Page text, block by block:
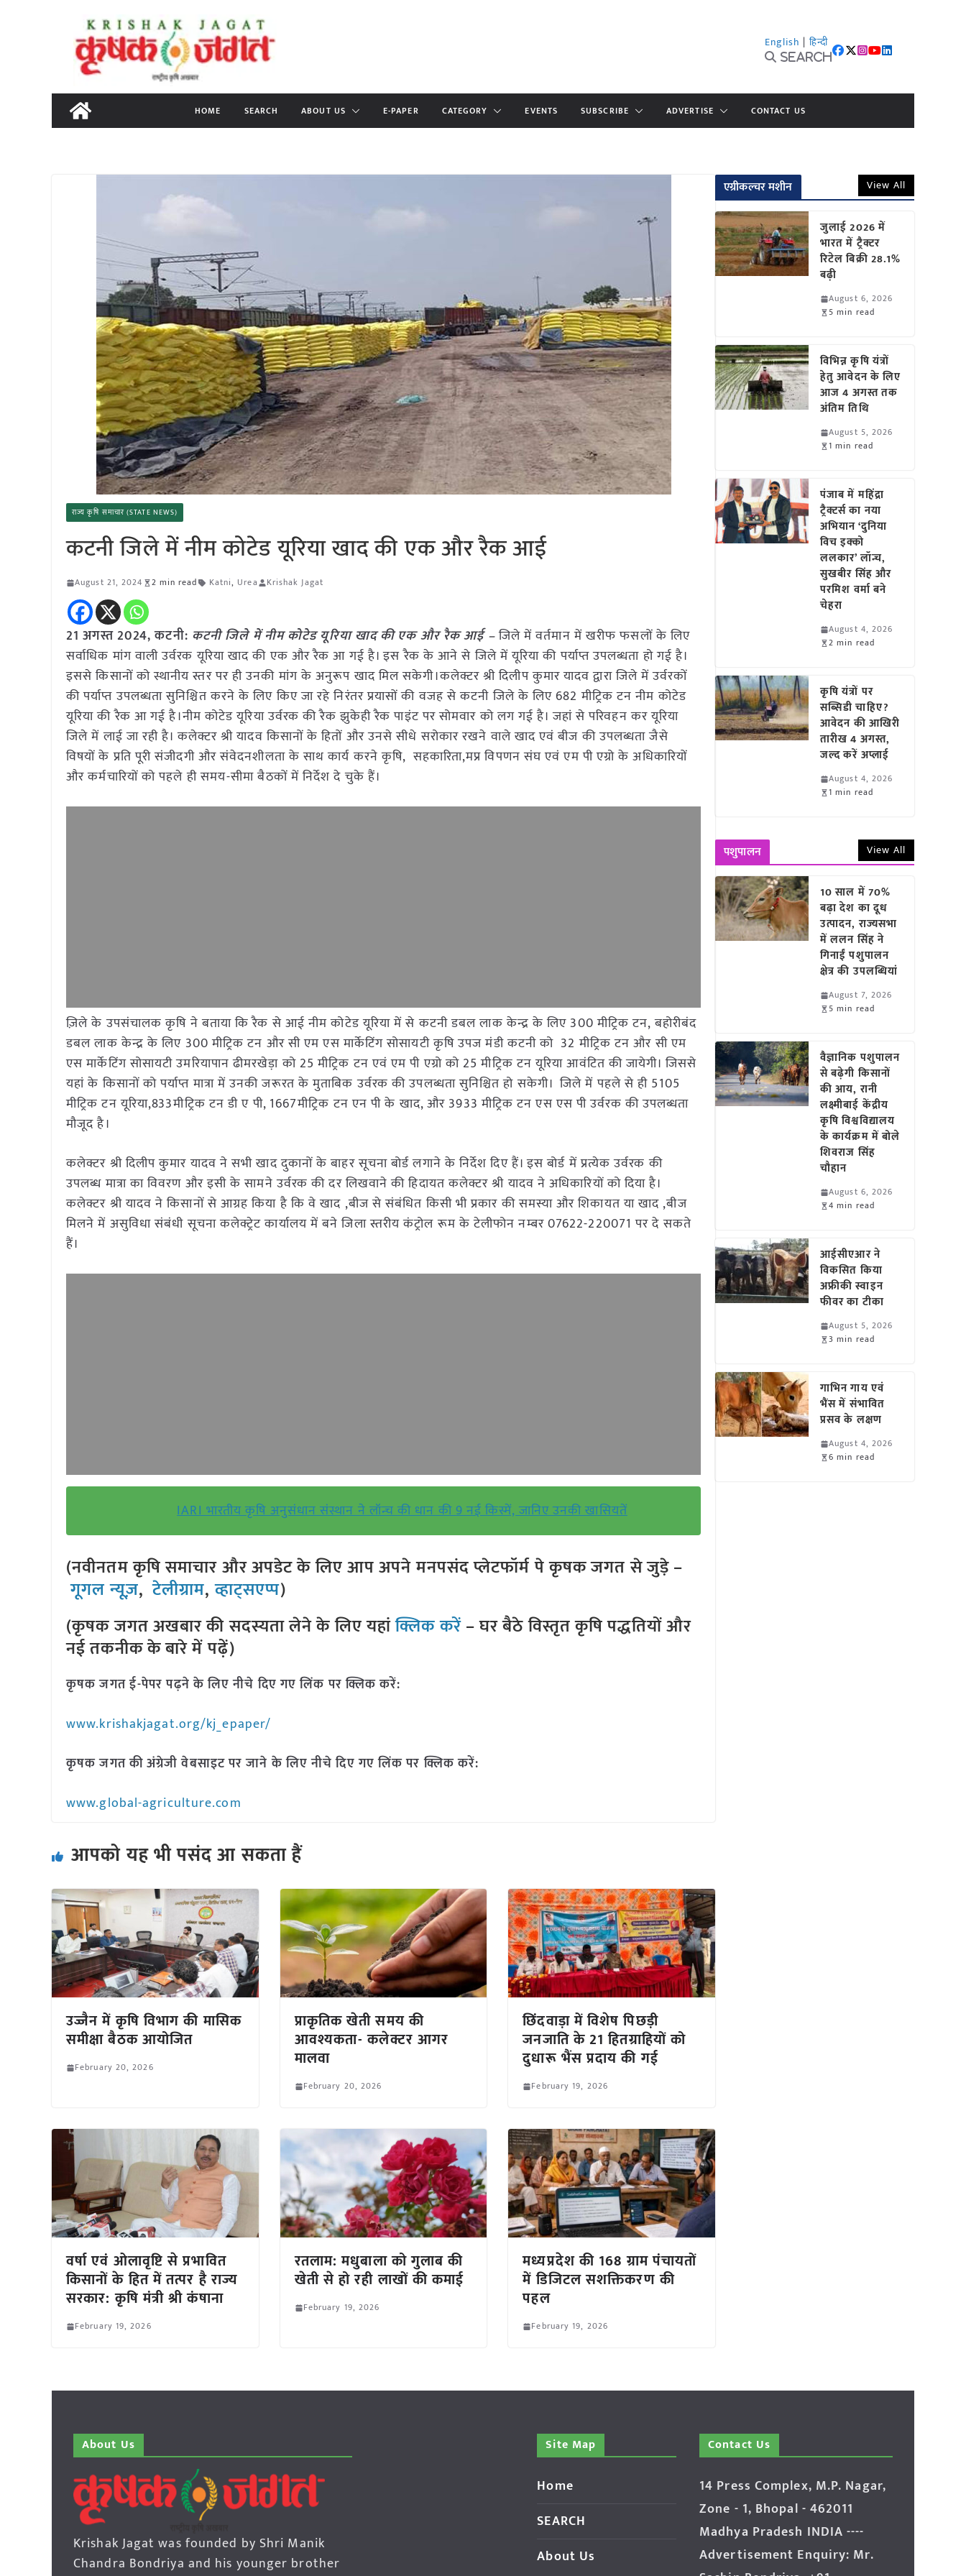
content
English | हिन्दी
Search
HOME SEARCH ABOUT US E-PAPER CATEGORY EVENTS SUBSCRIBE ADVERTISE CONTACT US
राज्य कृषि समाचार (STATE NEWS)
कटनी जिले में नीम कोटेड यूरिया खाद की एक और रैक आई
August 21, 2024 2 min read Katni, Urea Krishak Jagat
21 अगस्त 2024, कटनी: कटनी जिले में नीम कोटेड यूरिया खाद की एक और रैक आई –जिले में वर्तमान में खरीफ फसलों के लिए
सर्वाधिक मांग वाली उर्वरक यूरिया खाद की एक और रैक आ गई है। इस रैक के आने से जिले में यूरिया की पर्याप्त उपलब्धता हो गई है।
इससे किसानों को स्थानीय स्तर पर ही उनकी मांग के अनुरूप खाद मिल सकेगी।कलेक्टर श्री दिलीप कुमार यादव द्वारा जिले में उर्वरकों
की पर्याप्त उपलब्धता सुनिश्चित करने के लिए किए जा रहे निरंतर प्रयासों की वजह से कटनी जिले के लिए 682 मीट्रिक टन नीम कोटेड
यूरिया की रैक आ गई है।नीम कोटेड यूरिया उर्वरक की रैक झुकेही रैक पाइंट पर सोमवार को लग गई है। जहां से परिवहन कर यूरिया
जिले में लाई जा रही है। कलेक्टर श्री यादव किसानों के हितों और उनसे सीधे सरोकार रखने वाले खाद एवं बीज की उपलब्धता जैसे
विषयों के प्रति पूरी संजीदगी और संवेदनशीलता के साथ कार्य करने कृषि, सहकारिता,मप्र विपणन संघ एवं एम पी एग्रो के अधिकारियों
और कर्मचारियों को पहले ही समय-सीमा बैठकों में निर्देश दे चुके हैं।
ज़िले के उपसंचालक कृषि ने बताया कि रैक से आई नीम कोटेड यूरिया में से कटनी डबल लाक केन्द्र के लिए 300 मीट्रिक टन, बहोरीबंद
डबल लाक केन्द्र के लिए 300 मीट्रिक टन और सी एम एस मार्केटिंग सोसायटी कृषि उपज मंडी कटनी को 32 मीट्रिक टन और सी एम
एस मार्केटिंग सोसायटी उमरियापान ढीमरखेड़ा को 25 मीट्रिक टन एवं एम पी एग्रो को 25 मीट्रिक टन यूरिया आवंटित की जायेगी। जिससे
यहां के किसानों को पर्याप्त मात्रा में उनकी जरूरत के मुताबिक उर्वरक की उपलब्धता सुनिश्चित हो सकेगी। जिले में पहले से ही 5105
मीट्रिक टन यूरिया,833मीट्रिक टन डी ए पी, 1667मीट्रिक टन एन पी के खाद, और 3933 मीट्रिक टन एस एस पी उर्वरक की उपलब्धता
मौजूद है।
कलेक्टर श्री दिलीप कुमार यादव ने सभी खाद दुकानों के बाहर सूचना बोर्ड लगाने के निर्देश दिए हैं। इस बोर्ड में प्रत्येक उर्वरक की
उपलब्ध मात्रा का विवरण और इसी के सामने उर्वरक की दर लिखवाने की हिदायत कलेक्टर श्री यादव ने अधिकारियों को दिया है।
कलेक्टर श्री यादव ने किसानों से आग्रह किया है कि वे खाद ,बीज से संबंधित किसी भी प्रकार की समस्या और शिकायत या खाद ,बीज
मिलने में असुविधा संबंधी सूचना कलेक्ट्रेट कार्यालय में बने जिला स्तरीय कंट्रोल रूम के टेलीफोन नम्बर 07622-220071 पर दे सकते
हैं।
IARI भारतीय कृषि अनुसंधान संस्थान ने लॉन्च की धान की 9 नई किस्में, जानिए उनकी खासियतें
(नवीनतम कृषि समाचार और अपडेट के लिए आप अपने मनपसंद प्लेटफॉर्म पे कृषक जगत से जुड़े –
गूगल न्यूज़,टेलीग्राम,व्हाट्सएप्प)
(कृषक जगत अखबार की सदस्यता लेने के लिए यहांक्लिक करें– घर बैठे विस्तृत कृषि पद्धतियों और
नई तकनीक के बारे में पढ़ें)
कृषक जगत ई-पेपर पढ़ने के लिए नीचे दिए गए लिंक पर क्लिक करें:
www.krishakjagat.org/kj_epaper/
कृषक जगत की अंग्रेजी वेबसाइट पर जाने के लिए नीचे दिए गए लिंक पर क्लिक करें:
www.global-agriculture.com
आपको यह भी पसंद आ सकता हैं
उज्जैन में कृषि विभाग की मासिक
समीक्षा बैठक आयोजित
February 20, 2026
प्राकृतिक खेती समय की
आवश्यकता- कलेक्टर आगर
मालवा
February 20, 2026
छिंदवाड़ा में विशेष पिछड़ी
जनजाति के 21 हितग्राहियों को
दुधारू भैंस प्रदाय की गई
February 19, 2026
वर्षा एवं ओलावृष्टि से प्रभावित
किसानों के हित में तत्पर है राज्य
सरकार: कृषि मंत्री श्री कंषाना
February 19, 2026
रतलाम: मधुबाला को गुलाब की
खेती से हो रही लाखों की कमाई
February 19, 2026
मध्यप्रदेश की 168 ग्राम पंचायतों
में डिजिटल सशक्तिकरण की
पहल
February 19, 2026
एग्रीकल्चर मशीन View All
जुलाई 2026 में
भारत में ट्रैक्टर
रिटेल बिक्री 28.1%
बढ़ी
August 6, 2026
5 min read
विभिन्न कृषि यंत्रों
हेतु आवेदन के लिए
आज 4 अगस्त तक
अंतिम तिथि
August 5, 2026
1 min read
पंजाब में महिंद्रा
ट्रैक्टर्स का नया
अभियान ‘दुनिया
विच इक्को
ललकार’ लॉन्च,
सुखबीर सिंह और
परमिश वर्मा बने
चेहरा
August 4, 2026
2 min read
कृषि यंत्रों पर
सब्सिडी चाहिए?
आवेदन की आखिरी
तारीख 4 अगस्त,
जल्द करें अप्लाई
August 4, 2026
1 min read
पशुपालन View All
10 साल में 70%
बढ़ा देश का दूध
उत्पादन, राज्यसभा
में ललन सिंह ने
गिनाईं पशुपालन
क्षेत्र की उपलब्धियां
August 7, 2026
5 min read
वैज्ञानिक पशुपालन
से बढ़ेगी किसानों
की आय, रानी
लक्ष्मीबाई केंद्रीय
कृषि विश्वविद्यालय
के कार्यक्रम में बोले
शिवराज सिंह
चौहान
August 6, 2026
4 min read
आईसीएआर ने
विकसित किया
अफ्रीकी स्वाइन
फीवर का टीका
August 5, 2026
3 min read
गाभिन गाय एवं
भैंस में संभावित
प्रसव के लक्षण
August 4, 2026
6 min read
About Us
Krishak Jagat was founded by Shri Manik
Chandra Bondriya and his younger brother
Site Map
Home
SEARCH
About Us
Contact Us
14 Press Complex, M.P. Nagar,
Zone - 1, Bhopal - 462011
Madhya Pradesh INDIA ----
Advertisement Enquiry: Mr.